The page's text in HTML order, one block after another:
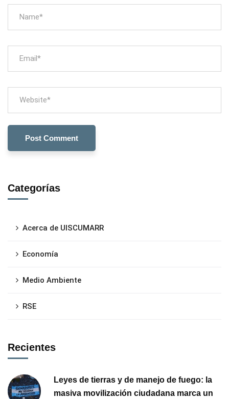
Categorías
Acerca de UISCUMARR
Economía
Medio Ambiente
RSE
Recientes
Leyes de tierras y de manejo de fuego: la
masiva movilización ciudadana marca un